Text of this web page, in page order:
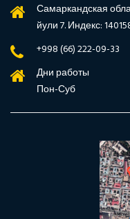
Самаркандская
йули 7. Индекс:
+998 (66) 222-09-33
Дни работы
Пон-Суб